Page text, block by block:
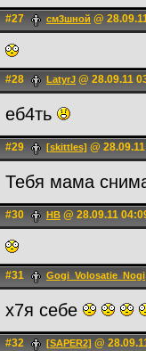
#27 см3шной @
#28 LatyrJ @ 28.09.11
еб4ть
#29 [skittles] @
Тебя мама
#30 HB @ 28.09.11
#31 Gogi_Volosatie_Nogi
х7я себе
#32 [SAPER2] @